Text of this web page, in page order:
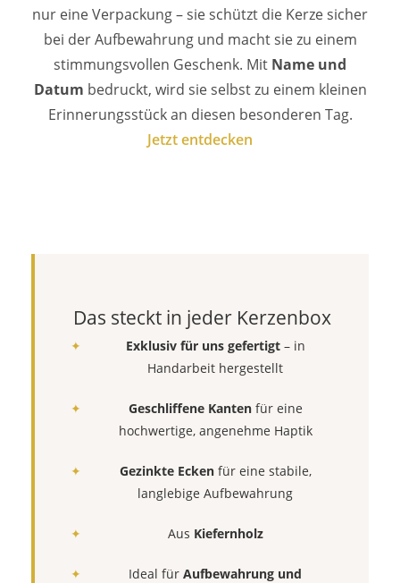
nur eine Verpackung – sie schützt die Kerze sicher
bei der Aufbewahrung und macht sie zu einem
stimmungsvollen Geschenk. Mit Name und
Datum bedruckt, wird sie selbst zu einem kleinen
Erinnerungsstück an diesen besonderen Tag.
Jetzt entdecken
Das steckt in jeder Kerzenbox
Exklusiv für uns gefertigt– in
Handarbeit hergestellt
Geschliffene Kantenfür eine
hochwertige, angenehme Haptik
Gezinkte Eckenfür eine stabile,
langlebige Aufbewahrung
Aus Kiefernholz
Ideal für Aufbewahrung und